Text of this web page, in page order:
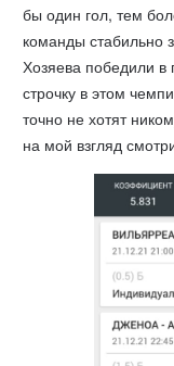
бы один гол, тем
команды стабильно
Хозяева победили в
строчку в этом
точно не хотят
на мой взгляд